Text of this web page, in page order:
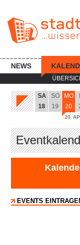
NEWS
SA
18
SO
19
MO
20
20.
EVENTS